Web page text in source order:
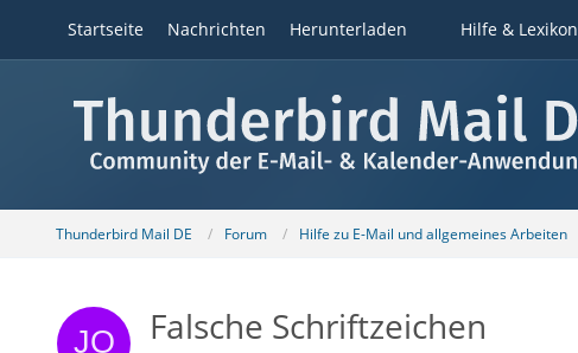
Startseite Nachrichten Herunterladen Hilfe & Lexikon
Thunderbird Mail DE Forum Hilfe zu E-Mail und allgemeines Arbeiten
Falsche Schriftzeichen